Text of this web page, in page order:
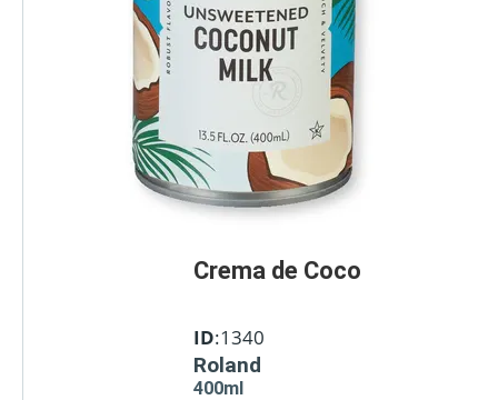
Crema de Coco
ID:1340
Roland
400ml